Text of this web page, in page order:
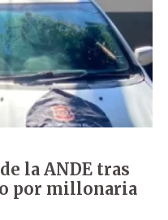
la ANDE tras
por millonaria